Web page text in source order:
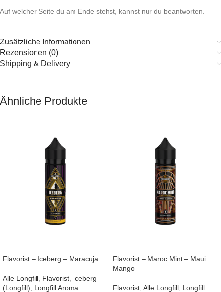
Auf welcher Seite du am Ende stehst, kannst nur du beantworten.
Zusätzliche Informationen
Rezensionen (0)
Shipping & Delivery
Ähnliche Produkte
Flavorist – Iceberg – Maracuja
Alle Longfill Flavorist Iceberg
(Longfill)
Longfill Aroma
Flavorist – Maroc Mint – Maui
Mango
Flavorist Alle Longfill Longfill